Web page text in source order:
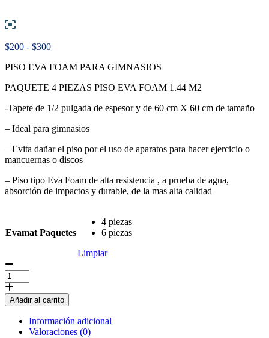
$200 - $300Rango
precios:
$200
$300
PISO EVA FOAM PARA GIMNASIOS
PAQUETE 4 PIEZAS PISO EVA FOAM 1.44 M2
-Tapete de 1/2 pulgada de espesor y de 60 cm X 60 cm de tamaño
– Ideal para gimnasios
– Evita dañar el piso por el uso de aparatos para hacer ejercicio o
mancuernas o discos
– Piso tipo Eva Foam de alta resistencia , a prueba de agua,
absorción de impactos y durable, de la mas alta calidad
Evamat Paquetes
4 piezas
6 piezas
Limpiar
PAQUETE
PISO
QUIALITY
EVAMAT
cantidad
Añadir al carrito
Información adicional
Valoraciones (0)